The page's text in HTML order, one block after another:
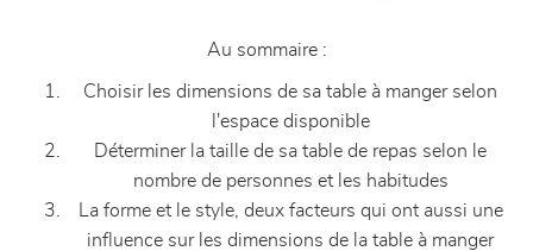
Au sommaire :
Choisir les dimensions de sa table à manger selon
l'espace disponible
Déterminer la taille de sa table de repas selon le
nombre de personnes et les habitudes
La forme et le style, deux facteurs qui ont aussi une
influence sur les dimensions de la table à manger